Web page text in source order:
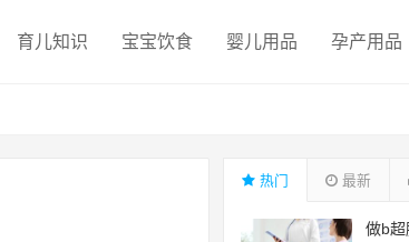
育儿知识 宝宝饮食 婴儿用品 孕产用品
热门 最新
做b超